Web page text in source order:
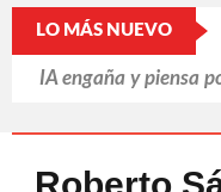
LO MÁS NUEVO
IA engaña y piensa
Putin refuerza la